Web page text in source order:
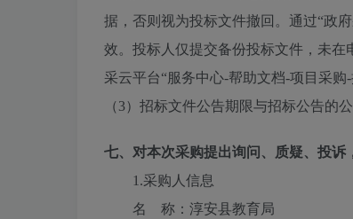
据，否则视为投标文件撤回。通过“政
效。投标人仅提交备份投标文件，未
采云平台“服务中心-帮助文档-项目采
（3）招标文件公告期限与招标公告的
七、对本次采购提出询问、质疑、投诉
1.采购人信息
名 称： 淳安县教育局